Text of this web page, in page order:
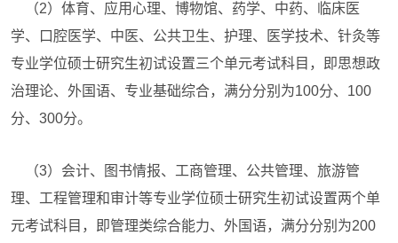
（2）体育、应用心理、博物馆、药学、中药、临床医
学、口腔医学、中医、公共卫生、护理、医学技术、针灸等
专业学位硕士研究生初试设置三个单元考试科目，即思想政
治理论、外国语、专业基础综合，满分分别为100分、100
分、300分。
（3）会计、图书情报、工商管理、公共管理、旅游管
理、工程管理和审计等专业学位硕士研究生初试设置两个单
元考试科目，即管理类综合能力、外国语，满分分别为200